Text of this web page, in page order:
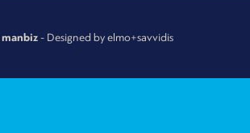
manbiz- Designed by elmo+savvidis